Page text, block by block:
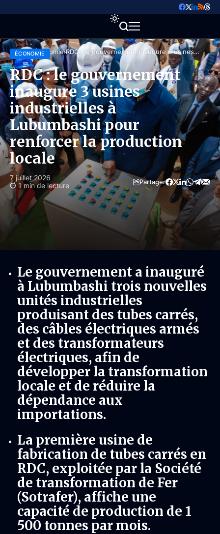
Accueil Économie RDC : le gouvernement inaugure 3 usines
industrielles à Lubumbashi pour renforcer la
production locale
ÉCONOMIE
RDC : le gouvernement
inaugure 3 usines
industrielles à
Lubumbashi pour
renforcer la production
locale
7 juillet 2026
1 min de lecture
Partager
Le gouvernement a inauguré
à Lubumbashi trois nouvelles
unités industrielles
produisant des tubes carrés,
des câbles électriques armés
et des transformateurs
électriques, afin de
développer la transformation
locale et de réduire la
dépendance aux
importations.
La première usine de
fabrication de tubes carrés en
RDC, exploitée par la Société
de transformation de Fer
(Sotrafer), affiche une
capacité de production de 1
500 tonnes par mois.